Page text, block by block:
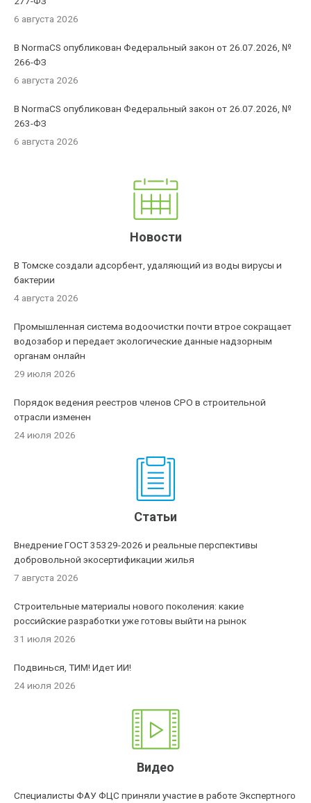
6 августа 2026
В NormaCS опубликован Федеральный закон от 26.07.2026, №
266-ФЗ
6 августа 2026
В NormaCS опубликован Федеральный закон от 26.07.2026, №
263-ФЗ
6 августа 2026
Новости
В Томске создали адсорбент, удаляющий из воды вирусы и
бактерии
4 августа 2026
Промышленная система водоочистки почти втрое сокращает
водозабор и передает экологические данные надзорным
органам онлайн
29 июля 2026
Порядок ведения реестров членов СРО в строительной
отрасли изменен
24 июля 2026
Статьи
Внедрение ГОСТ 35329-2026 и реальные перспективы
добровольной экосертификации жилья
7 августа 2026
Строительные материалы нового поколения: какие
российские разработки уже готовы выйти на рынок
31 июля 2026
Подвинься, ТИМ! Идет ИИ!
24 июля 2026
Видео
Специалисты ФАУ ФЦС приняли участие в работе Экспертного